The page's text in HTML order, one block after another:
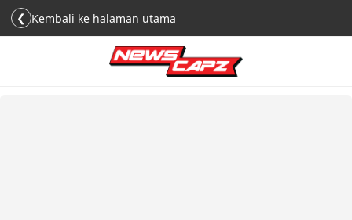
❮ Kembali ke halaman utama